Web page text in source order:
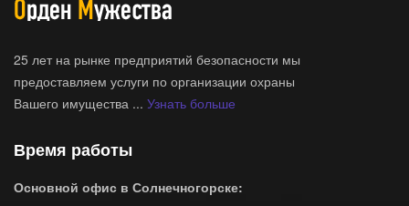
25 лет на рынке предприятий безопасности мы
предоставляем услуги по организации охраны
Вашего имущества ... Узнать больше
Время работы
Основной офис в Солнечногорске: